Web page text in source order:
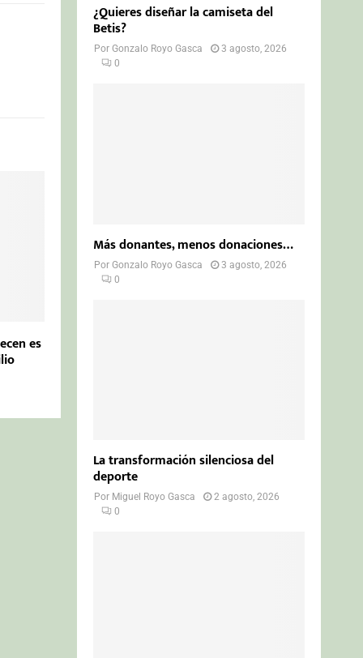
es
¿Quieres diseñar la camiseta del
Betis?
PorGonzalo Royo Gasca
3 agosto, 2026
0
Más donantes, menos donaciones…
PorGonzalo Royo Gasca
3 agosto, 2026
0
La transformación silenciosa del
deporte
Por Miguel Royo Gasca
2 agosto, 2026
0